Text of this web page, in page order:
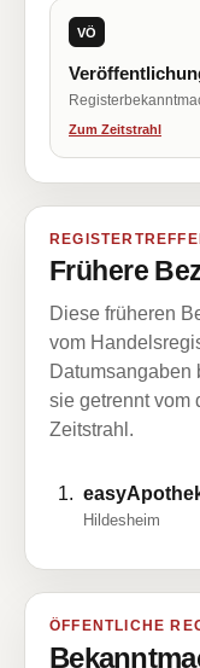
VÖ
Zum Zeitstrahl
Frühere
Diese früheren
vom
Datumsangaben
sie getrennt vom
Zeitstrahl.
Hildesheim
ÖFFENTLICHE